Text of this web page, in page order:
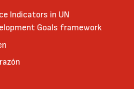
Indicators in UN
Goals framework